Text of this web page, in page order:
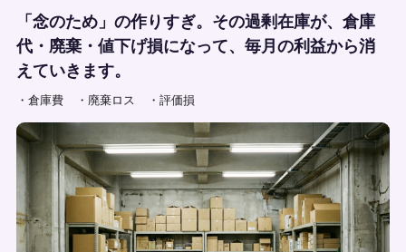
「念のため」の作りすぎ。その過剰在庫が、倉庫
代・廃棄・値下げ損になって、毎月の利益から消
えていきます。
・倉庫費 ・廃棄ロス ・評価損